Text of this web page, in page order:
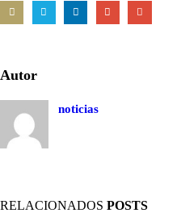
Autor
noticias
RELACIONADOS POSTS